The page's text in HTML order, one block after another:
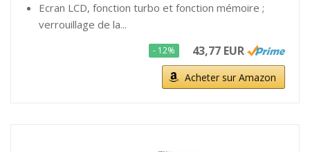
Ecran LCD, fonction turbo et fonction mémoire ;
verrouillage de la...
- 12% 43,77 EUR
Acheter sur Amazon